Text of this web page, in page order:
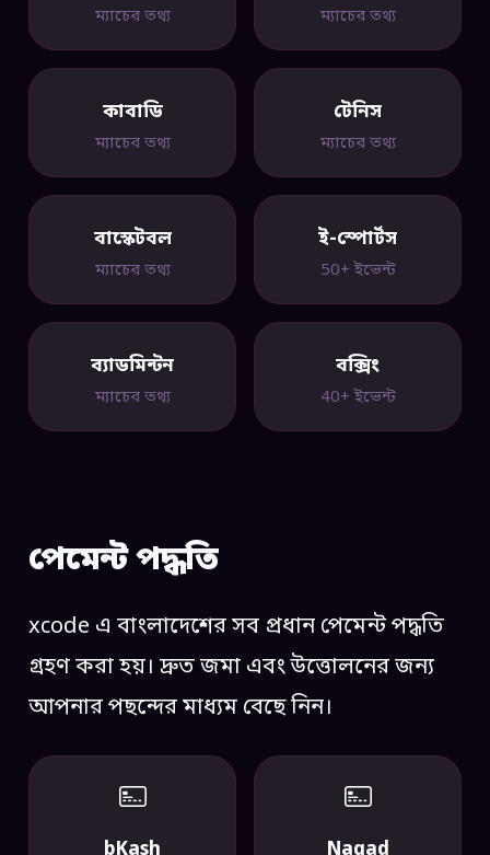
ম্যাচের তথ্য ম্যাচের তথ্য
কাবাডি
ম্যাচের তথ্য
টেনিস
ম্যাচের তথ্য
বাস্কেটবল
ম্যাচের তথ্য
ই-স্পোর্টস
50+ ইভেন্ট
ব্যাডমিন্টন
ম্যাচের তথ্য
বক্সিং
40+ ইভেন্ট
পেমেন্ট পদ্ধতি
xcode এ বাংলাদেশের সব প্রধান পেমেন্ট পদ্ধতি
গ্রহণ করা হয়। দ্রুত জমা এবং উত্তোলনের জন্য
আপনার পছন্দের মাধ্যম বেছে নিন।